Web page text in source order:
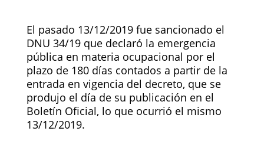
El pasado 13/12/2019 fue sancionado el
DNU 34/19 que declaró la emergencia
pública en materia ocupacional por el
plazo de 180 días contados a partir de la
entrada en vigencia del decreto, que se
produjo el día de su publicación en el
Boletín Oficial, lo que ocurrió el mismo
13/12/2019.